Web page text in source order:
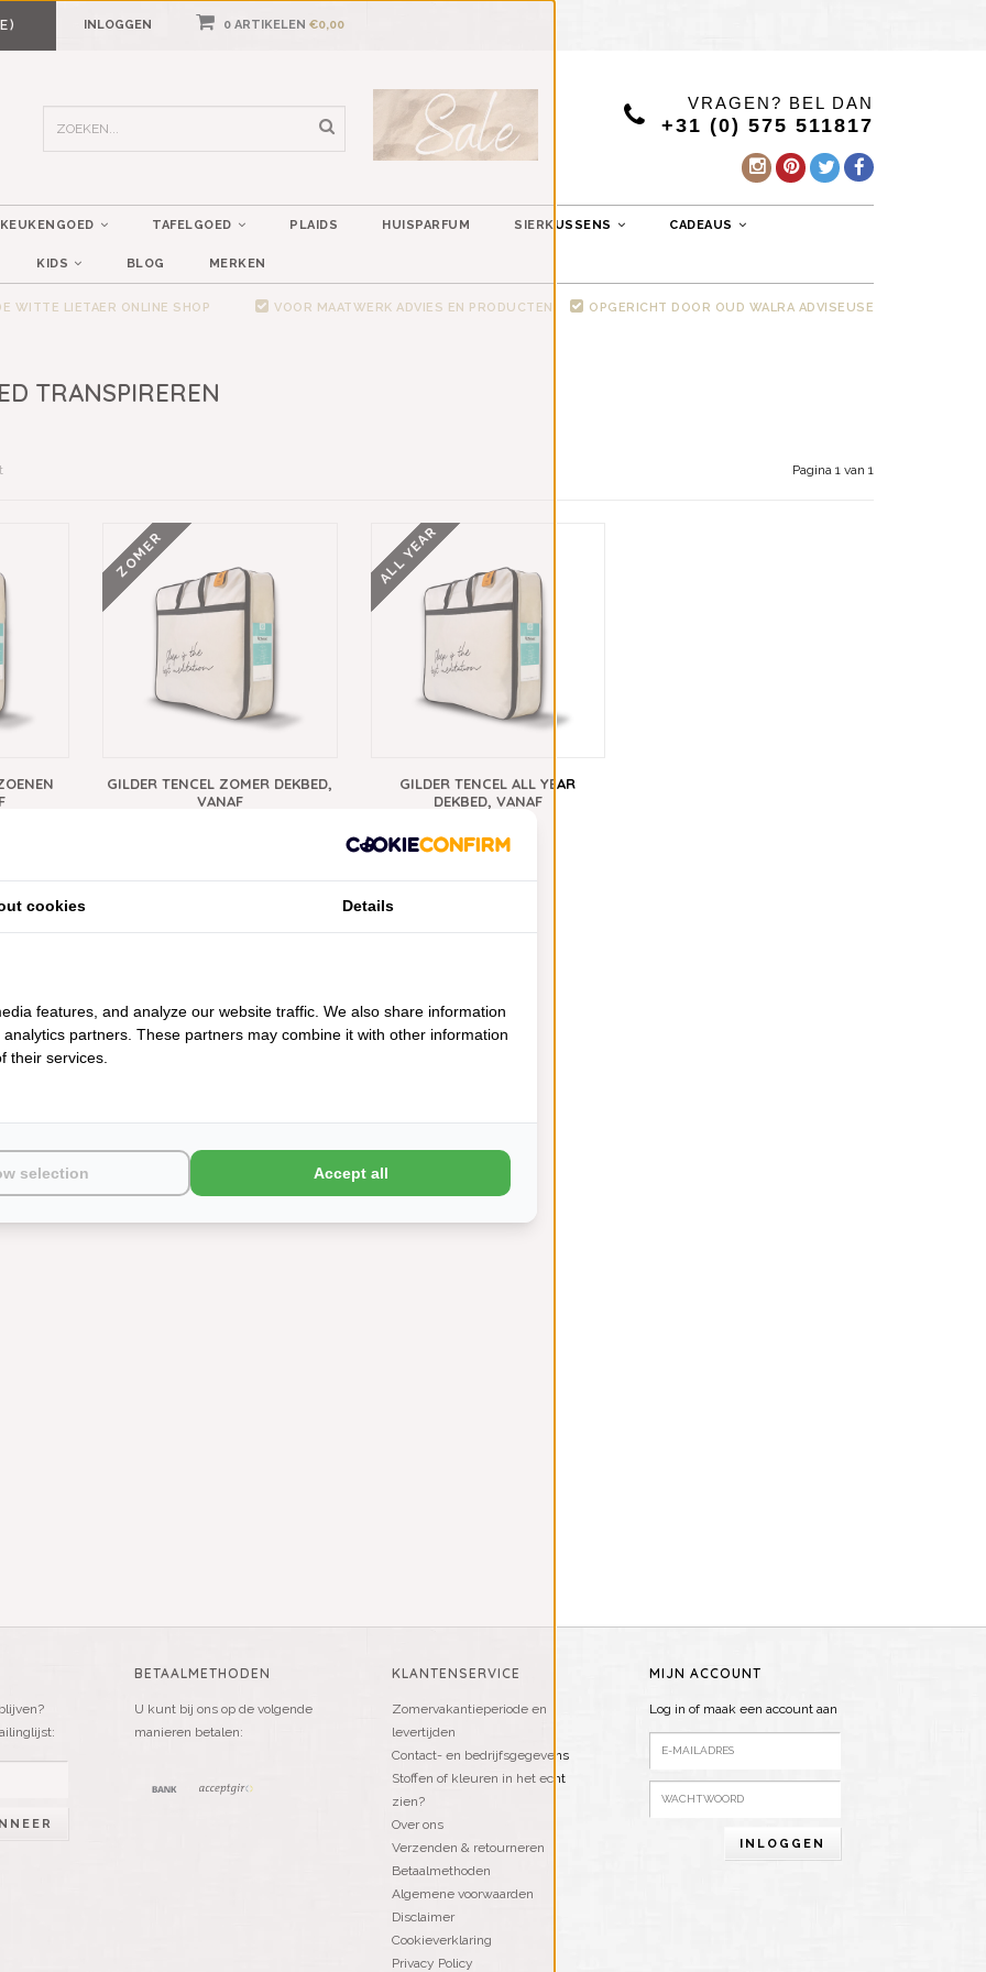
INLOGGEN 0 ARTIKELEN €0,00
VRAGEN? BEL DAN
+31 (0) 575 511817
KEUKENGOED TAFELGOED PLAIDS HUISPARFUM SIERKUSSENS CADEAUS
KIDS BLOG MERKEN
WITTE LIETAER ONLINE SHOP VOOR MAATWERK ADVIES EN PRODUCTEN OPGERICHT DOOR OUD WALRA ADVISEUSE
TRANSPIREREN
Pagina 1 van 1
ZOMER
GILDER TENCEL ZOMER DEKBED,
VANAF
ALL YEAR
GILDER TENCEL ALL YEAR
DEKBED, VANAF
BETAALMETHODEN
U kunt bij ons op de volgende
manieren betalen:
KLANTENSERVICE
Zomervakantieperiode en
levertijden
Contact- en bedrijfsgegevens
Stoffen of kleuren in het echt
zien?
Over ons
Verzenden & retourneren
Betaalmethoden
Algemene voorwaarden
Disclaimer
Cookieverklaring
Privacy Policy
MIJN ACCOUNT
Log in of maak een account aan
INLOGGEN
cookies Details
features, and analyze our website traffic. We also share information
partners. These partners may combine it with other information
their services.
selection Accept all